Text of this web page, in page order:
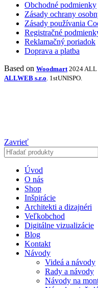
Obchodné podmienky
Zásady ochrany
Zásady používania
Registračné
Reklamačný poriadok
Doprava a platba
Based on Woodmart 2024 ALL
ALLWEB s.r.o. 1stUNISPO.
Zavrieť
Úvod
O nás
Shop
Inšpirácie
Architekti a dizajnéri
Veľkobchod
Digitálne vizualizácie
Blog
Kontakt
Návody
Videá a návody
Rady a návody
Návody na